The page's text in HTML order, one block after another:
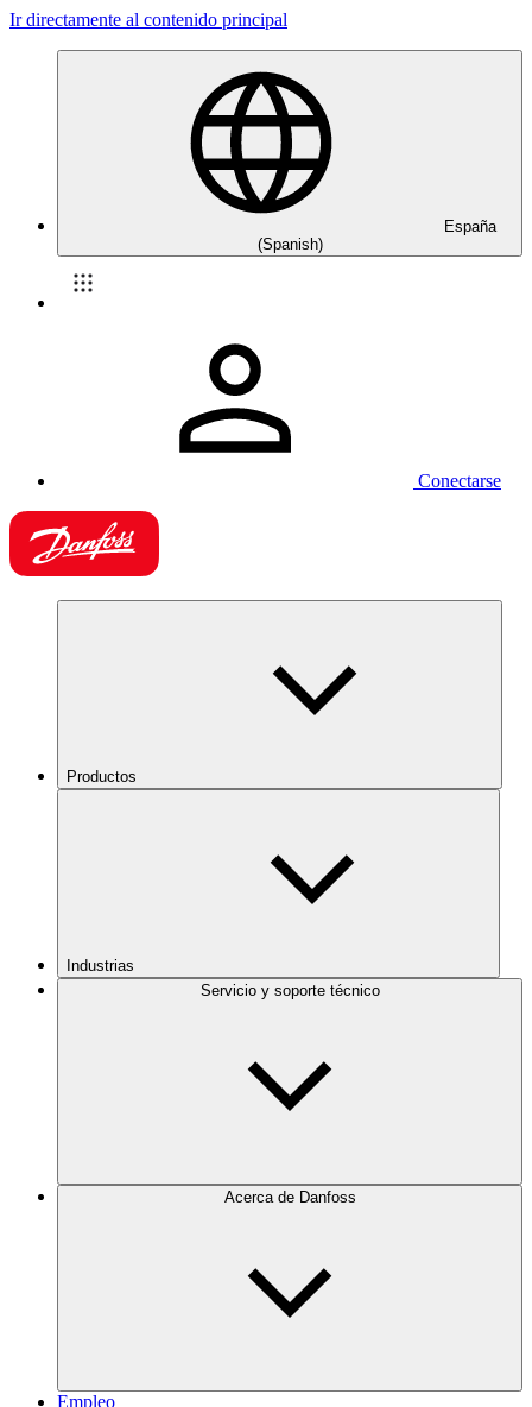
Ir directamente al contenido principal
España
(Spanish)
Conectarse
Productos
Industrias
Servicio y soporte técnico
Acerca de Danfoss
Empleo